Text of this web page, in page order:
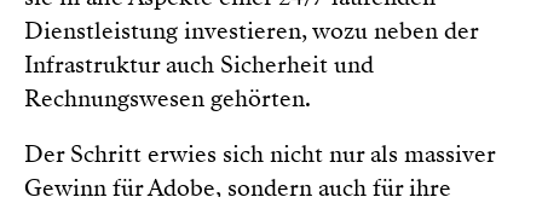
Dienstleistung investieren, wozu neben der
Infrastruktur auch Sicherheit und
Rechnungswesen gehörten.
Der Schritt erwies sich nicht nur als massiver
Gewinn für Adobe, sondern auch für ihre